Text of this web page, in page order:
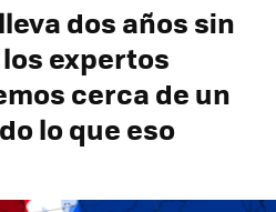
dos años sin
expertos
cerca de un
lo que eso